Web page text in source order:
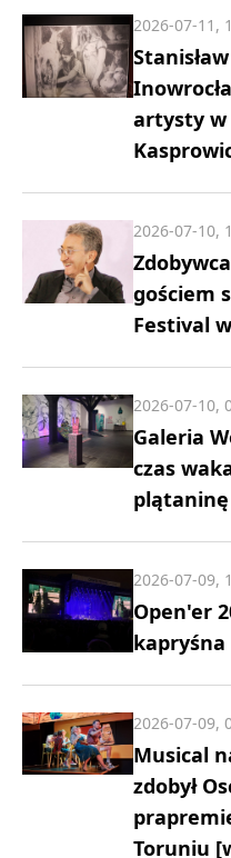
artysty w
2026-07-11,
gościem
Festival
2026-07-10,
Galeria
czas
2026-07-10,
Open'er
kapryśna
2026-07-09,
Musical
zdobył
Toruniu
2026-07-09,